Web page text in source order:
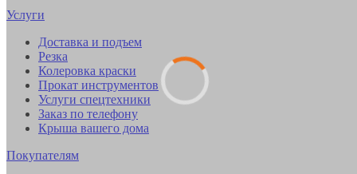
Услуги
Доставка и подъем
Резка
Колеровка краски
Прокат инструментов
Услуги спецтехники
Заказ по телефону
Крыша вашего дома
Покупателям